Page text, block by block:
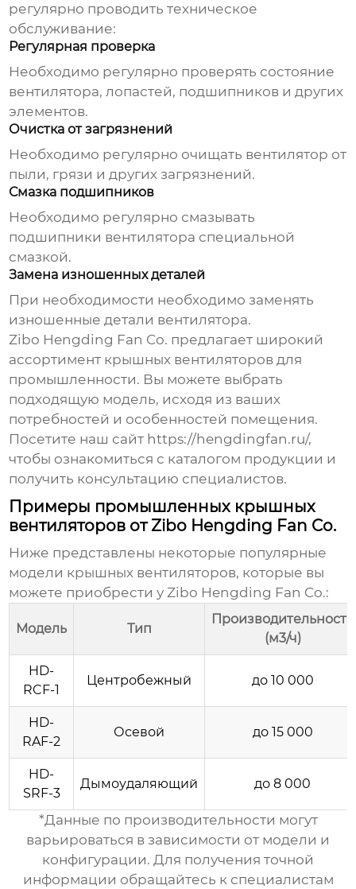
регулярно проводить техническое
обслуживание:
Регулярная проверка
Необходимо регулярно проверять состояние
вентилятора, лопастей, подшипников и других
элементов.
Очистка от загрязнений
Необходимо регулярно очищать вентилятор от
пыли, грязи и других загрязнений.
Смазка подшипников
Необходимо регулярно смазывать
подшипники вентилятора специальной
смазкой.
Замена изношенных деталей
При необходимости необходимо заменять
изношенные детали вентилятора.
Zibo Hengding Fan Co. предлагает широкий
ассортимент крышных вентиляторов для
промышленности. Вы можете выбрать
подходящую модель, исходя из ваших
потребностей и особенностей помещения.
Посетите наш сайт https://hengdingfan.ru/,
чтобы ознакомиться с каталогом продукции и
получить консультацию специалистов.
Примеры промышленных крышных
вентиляторов от Zibo Hengding Fan Co.
Ниже представлены некоторые популярные
модели крышных вентиляторов, которые вы
можете приобрести у Zibo Hengding Fan Co.:
Модель Тип
Производительность
(м3/ч)
HD-
RCF-1
Центробежный до 10 000
HD-
RAF-2
Осевой до 15 000
HD-
SRF-3
Дымоудаляющий до 8 000
*Данные по производительности могут
варьироваться в зависимости от модели и
конфигурации. Для получения точной
информации обращайтесь к специалистам